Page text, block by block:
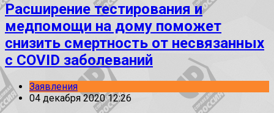
Расширение тестирования и
медпомощи на дому поможет
снизить смертность от несвязанных
с COVID заболеваний
Заявления
04 декабря 2020 12:26